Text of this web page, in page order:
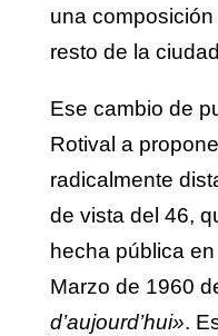
una
resto de la
Ese cambio de
Rotival a
radicalmente
de vista del 46,
hecha pública
Marzo de 1960
d’aujourd’hui».